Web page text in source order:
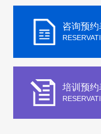
咨询预约
培训预约